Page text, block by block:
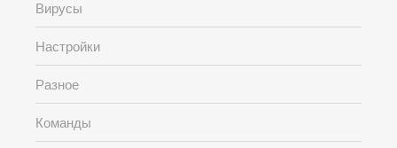
Вирусы
Настройки
Разное
Команды